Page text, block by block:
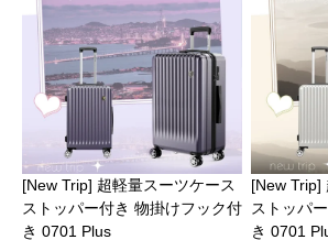
[New Trip] 超軽量スーツケース
ストッパー付き 物掛けフック付
き 0701 Plus
[New Trip]
ストッパ
き 0701